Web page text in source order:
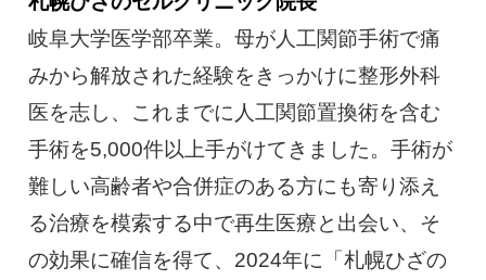
岐阜大学医学部卒業。母が人工関節手術で痛
みから解放された経験をきっかけに整形外科
医を志し、これまでに人工関節置換術を含む
手術を5,000件以上手がけてきました。手術が
難しい高齢者や合併症のある方にも寄り添え
る治療を模索する中で再生医療と出会い、そ
の効果に確信を得て、2024年に「札幌ひざの